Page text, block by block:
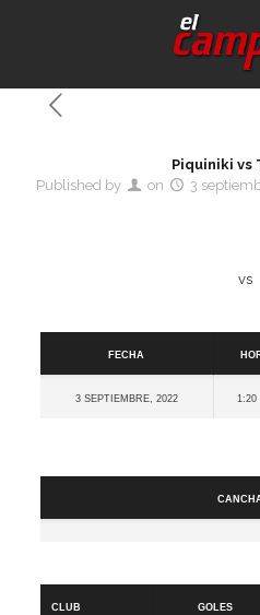
Piquiniki vs
Published by
on 3
vs
Fecha
3 septiembre, 2022
Club
Goles